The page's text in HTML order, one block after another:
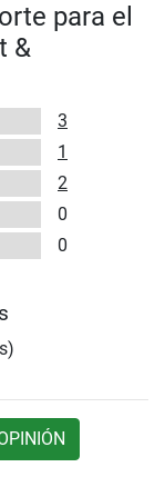
para el
&
3
1
2
0
0